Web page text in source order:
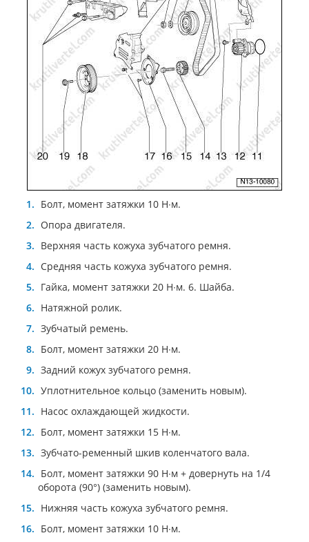
Болт, момент затяжки 10 Н∙м.
Опора двигателя.
Верхняя часть кожуха зубчатого ремня.
Средняя часть кожуха зубчатого ремня.
Гайка, момент затяжки 20 Н∙м. 6. Шайба.
Натяжной ролик.
Зубчатый ремень.
Болт, момент затяжки 20 Н∙м.
Задний кожух зубчатого ремня.
Уплотнительное кольцо (заменить новым).
Насос охлаждающей жидкости.
Болт, момент затяжки 15 Н∙м.
Зубчато-ременный шкив коленчатого вала.
Болт, момент затяжки 90 Н∙м + довернуть на 1/4
оборота (90°) (заменить новым).
Нижняя часть кожуха зубчатого ремня.
Болт, момент затяжки 10 Н∙м.